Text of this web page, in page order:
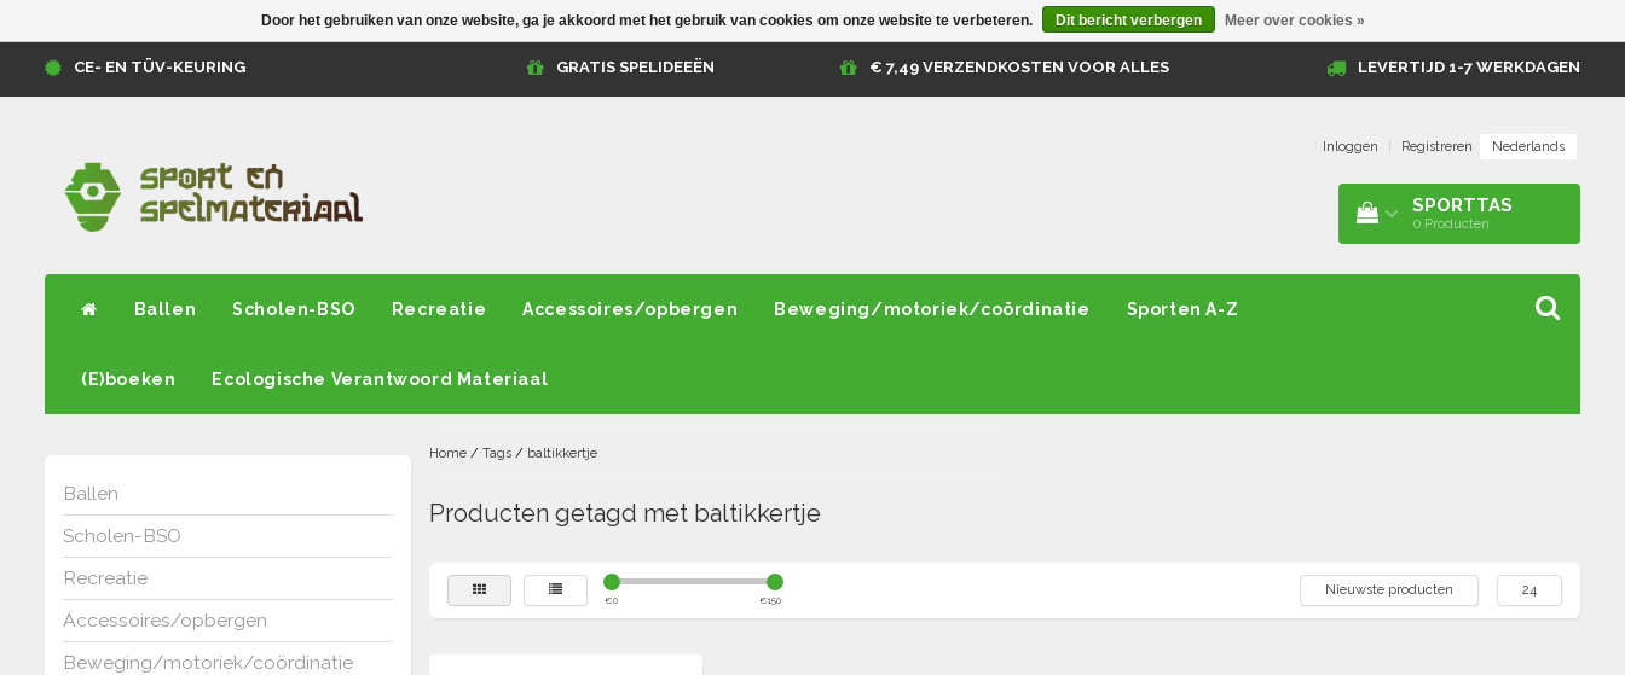
CE- EN TÜV-KEURING GRATIS SPELIDEEËN € 7,49 VERZENDKOSTEN VOOR ALLES LEVERTIJD 1-7 WERKDAGEN
Inloggen Registreren Nederlands
SPORTTAS
0 Producten
Ballen Scholen-BSO Recreatie Accessoires/opbergen Beweging/motoriek/coördinatie Sporten A-Z
(E)boeken Ecologische Verantwoord Materiaal
Ballen
Scholen-BSO
Recreatie
Accessoires/opbergen
Beweging/motoriek/coördinatie
Home/ Tags/ baltikkertje
Producten getagd met baltikkertje
€0 €150
Nieuwste producten 24
Door het gebruiken van onze website, ga je akkoord met het gebruik van cookies om onze website te verbeteren. Dit bericht verbergen Meer over cookies »